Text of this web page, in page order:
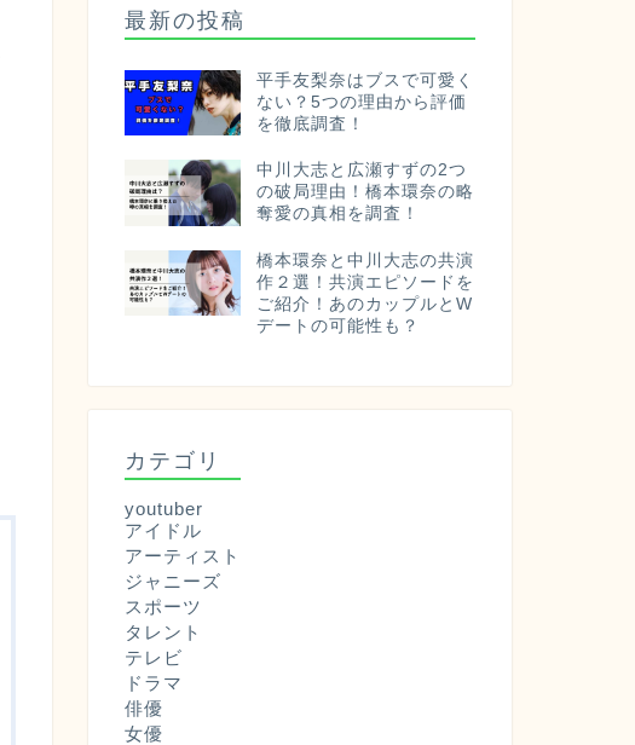
最新の投稿
平手友梨奈はブスで可愛く
ない？5つの理由から評価
を徹底調査！
中川大志と広瀬すずの2つ
の破局理由！橋本環奈の略
奪愛の真相を調査！
橋本環奈と中川大志の共演
作２選！共演エピソードを
ご紹介！あのカップルとW
デートの可能性も？
カテゴリ
youtuber
アイドル
アーティスト
ジャニーズ
スポーツ
タレント
テレビ
ドラマ
俳優
女優